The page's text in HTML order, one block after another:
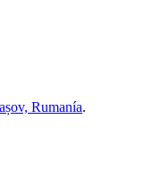
Rumanía.